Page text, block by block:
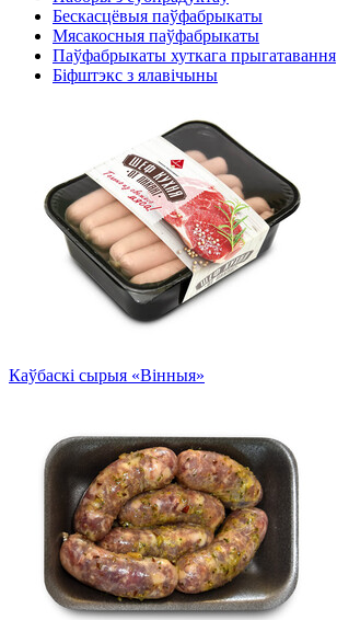
Бескасцёвыя паўфабрыкаты
Мясакосныя паўфабрыкаты
Паўфабрыкаты хуткага прыгатавання
Біфштэкс з ялавічыны
Каўбаскі сырыя «Вінныя»